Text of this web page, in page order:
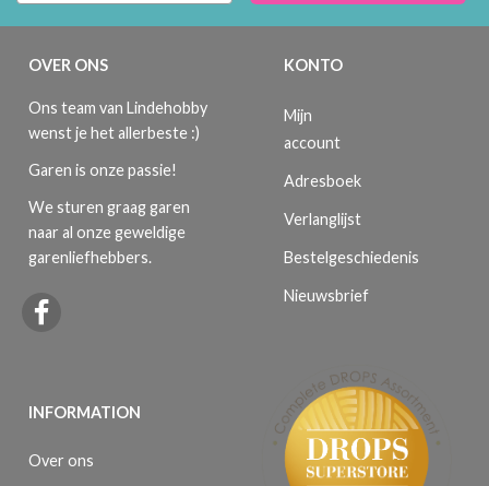
OVER ONS
Ons team van Lindehobby
wenst je het allerbeste :)
Garen is onze passie!
We sturen graag garen
naar al onze geweldige
garenliefhebbers.
INFORMATION
Over ons
KONTO
Mijn
account
Adresboek
Verlanglijst
Bestelgeschiedenis
Nieuwsbrief